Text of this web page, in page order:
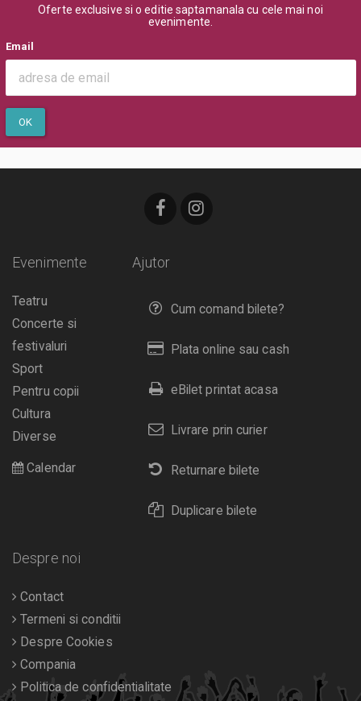
Oferte exclusive si o editie saptamanala cu cele mai noi
evenimente.
Email
OK
Ajutor
Cum comand bilete?
Plata online sau cash
eBilet printat acasa
Livrare prin curier
Returnare bilete
Duplicare bilete
Evenimente
Teatru
Concerte si
festivaluri
Sport
Pentru copii
Cultura
Diverse
Calendar
Despre noi
Contact
Termeni si conditii
Despre Cookies
Compania
Politica de confidentialitate